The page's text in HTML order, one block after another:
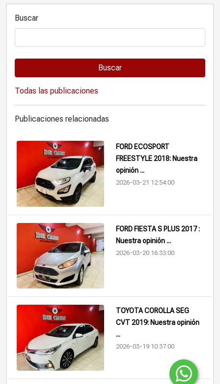
Buscar
Buscar
Todas las publicaciones
Publicaciones relacionadas
FORD ECOSPORT
FREESTYLE 2018: Nuestra
opinión ...
2026-03-21 12:54:00
FORD FIESTA S PLUS 2017 :
Nuestra opinión ...
2026-03-20 16:33:00
TOYOTA COROLLA SEG
CVT 2019: Nuestra opinión
...
2026-03-19 10:37:00